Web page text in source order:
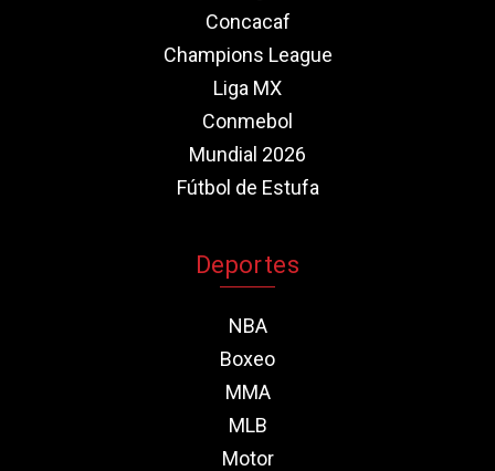
Concacaf
Champions League
Liga MX
Conmebol
Mundial 2026
Fútbol de Estufa
Deportes
NBA
Boxeo
MMA
MLB
Motor